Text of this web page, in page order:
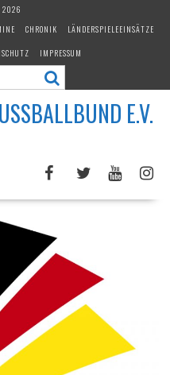
2026
CHRONIK
LÄNDERSPIELEEINSÄTZE
IMPRESSUM
E.V.